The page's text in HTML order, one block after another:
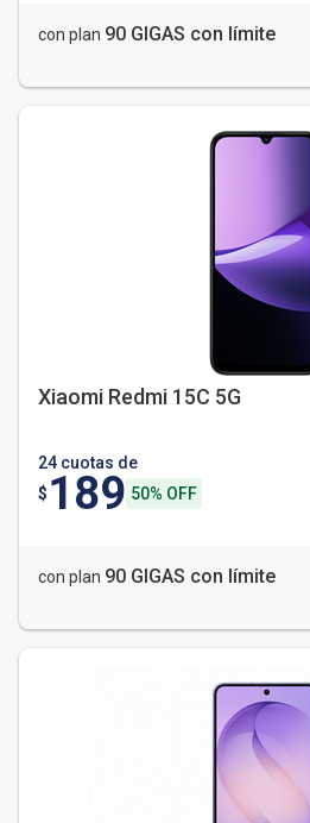
con plan 90 GIGAS con límite
Xiaomi Redmi 15C 5G
24 cuotas de
$ 189 50% OFF
con plan 90 GIGAS con límite